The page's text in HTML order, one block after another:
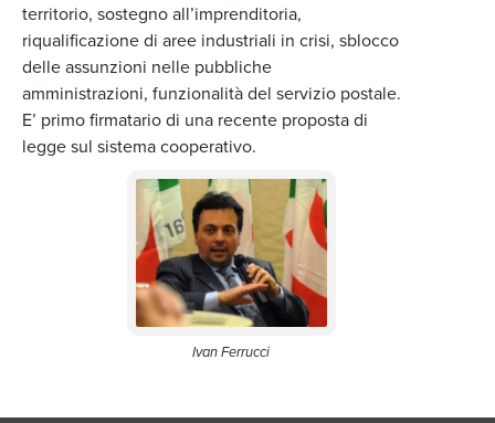
territorio, sostegno all’imprenditoria,
riqualificazione di aree industriali in crisi, sblocco
delle assunzioni nelle pubbliche
amministrazioni, funzionalità del servizio postale.
E’ primo firmatario di una recente proposta di
legge sul sistema cooperativo.
Ivan Ferrucci